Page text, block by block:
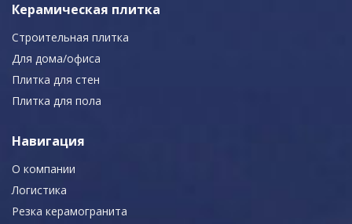
Керамическая плитка
Строительная плитка
Для дома/офиса
Плитка для стен
Плитка для пола
Навигация
О компании
Логистика
Резка керамогранита